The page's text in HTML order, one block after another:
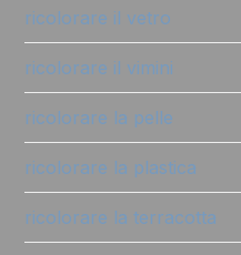
ricolorare il vetro
ricolorare il vimini
ricolorare la pelle
ricolorare la plastica
ricolorare la terracotta